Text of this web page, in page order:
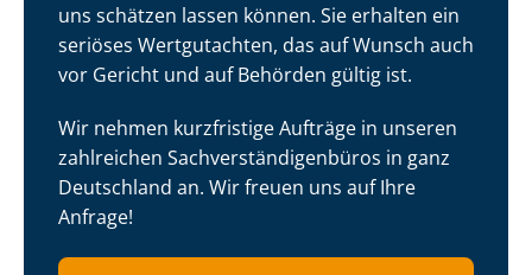
uns schätzen lassen können. Sie erhalten ein
seriöses Wertgutachten, das auf Wunsch auch
vor Gericht und auf Behörden gültig ist.
Wir nehmen kurzfristige Aufträge in unseren
zahlreichen Sach­ver­stän­di­gen­bü­ros in ganz
Deutschland an. Wir freuen uns auf Ihre
Anfrage!